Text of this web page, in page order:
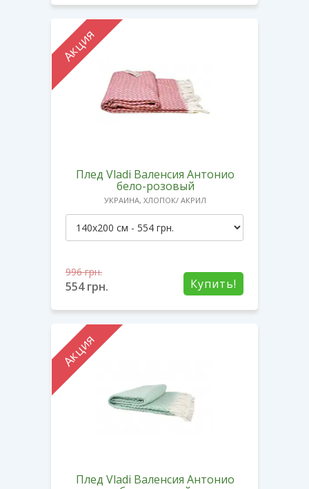
Акция
Плед Vladi Валенсия Антонио
бело-розовый
УКРАИНА, ХЛОПОК/ АКРИЛ
Купить!
996грн.
554грн.
Акция
Плед Vladi Валенсия Антонио